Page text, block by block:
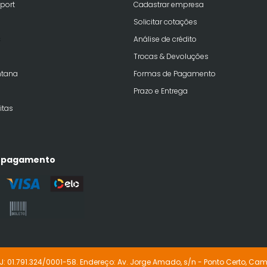
Cadastrar empresa
Solicitar cotações
Análise de crédito
Trocas & Devoluções
Formas de Pagamento
Prazo e Entrega
pagamento
01.791.324/0001-58. Endereço: Av. Jorge Amado, s/n - Ponto Certo,